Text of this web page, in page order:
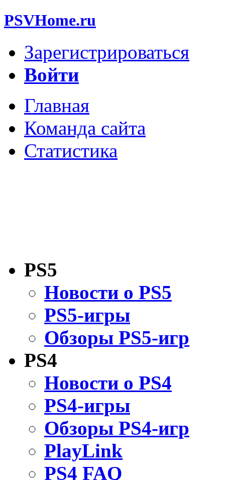
PSVHome.ru
Зарегистрироваться
Войти
Главная
Команда сайта
Статистика
PS5
Новости о PS5
PS5-игры
Обзоры PS5-игр
PS4
Новости о PS4
PS4-игры
Обзоры PS4-игр
PlayLink
PS4 FAQ